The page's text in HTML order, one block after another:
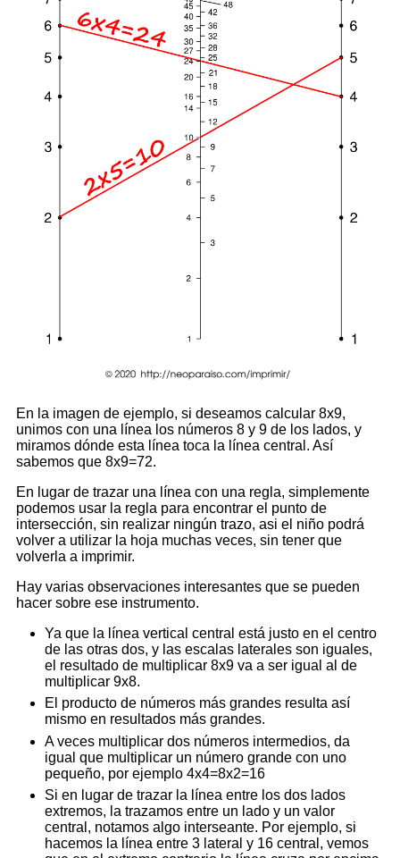
En la imagen de ejemplo, si deseamos calcular 8x9,
unimos con una línea los números 8 y 9 de los lados, y
miramos dónde esta línea toca la línea central. Así
sabemos que 8x9=72.
En lugar de trazar una línea con una regla, simplemente
podemos usar la regla para encontrar el punto de
intersección, sin realizar ningún trazo, asi el niño podrá
volver a utilizar la hoja muchas veces, sin tener que
volverla a imprimir.
Hay varias observaciones interesantes que se pueden
hacer sobre ese instrumento.
Ya que la línea vertical central está justo en el centro
de las otras dos, y las escalas laterales son iguales,
el resultado de multiplicar 8x9 va a ser igual al de
multiplicar 9x8.
El producto de números más grandes resulta así
mismo en resultados más grandes.
A veces multiplicar dos números intermedios, da
igual que multiplicar un número grande con uno
pequeño, por ejemplo 4x4=8x2=16
Si en lugar de trazar la línea entre los dos lados
extremos, la trazamos entre un lado y un valor
central, notamos algo interseante. Por ejemplo, si
hacemos la línea entre 3 lateral y 16 central, vemos